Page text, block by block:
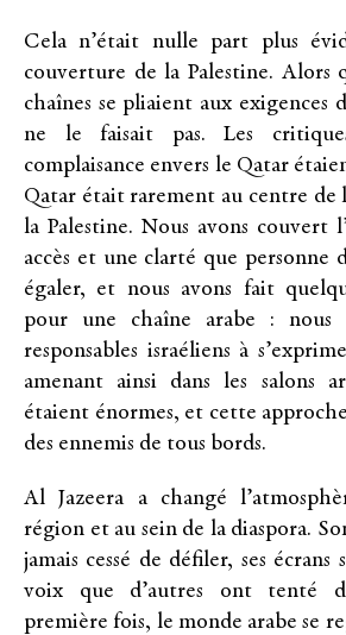
Cela n’était nulle part plus
couverture de la Palestine. Alors
chaînes se pliaient aux exigences
ne le faisait pas. Les
complaisance envers le Qatar
Qatar était rarement au centre de
la Palestine. Nous avons couvert
accès et une clarté que personne
égaler, et nous avons fait
pour une chaîne arabe : nous
responsables israéliens à
amenant ainsi dans les salons
étaient énormes, et cette
des ennemis de tous bords.
Al Jazeera a changé
région et au sein de la diaspora.
jamais cessé de défiler, ses écrans
voix que d’autres ont tenté
première fois, le monde arabe se